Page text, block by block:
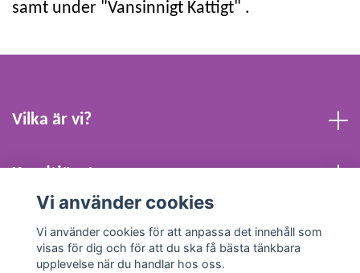
samt under "Vansinnigt Kattigt" .
Vilka är vi?
Kundtjänst
Köpvillkor och Kontakt
Vi använder cookies
Vi använder cookies för att anpassa det innehåll som
visas för dig och för att du ska få bästa tänkbara
upplevelse när du handlar hos oss.